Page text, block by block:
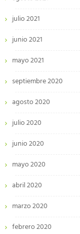
julio 2021
junio 2021
mayo 2021
septiembre 2020
agosto 2020
julio 2020
junio 2020
mayo 2020
abril 2020
marzo 2020
febrero 2020